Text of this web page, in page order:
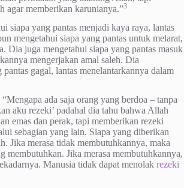
agar memberikan karunianya.”3
siapa yang pantas menjadi kaya raya, lantas
mengetahui siapa yang pantas untuk melarat,
Dia juga mengetahui siapa yang pantas masuk
mengerjakan amal saleh. Dia
pantas gagal, lantas menelantarkannya dalam
ada saja orang yang berdoa – tanpa
aku rezeki’ padahal dia tahu bahwa Allah
emas dan perak, tapi memberikan rezeki
sebagian yang lain. Siapa yang diberikan
Jika merasa tidak membutuhkannya, maka
membutuhkan. Jika merasa membutuhkannya,
Manusia tidak dapat menolak rezeki